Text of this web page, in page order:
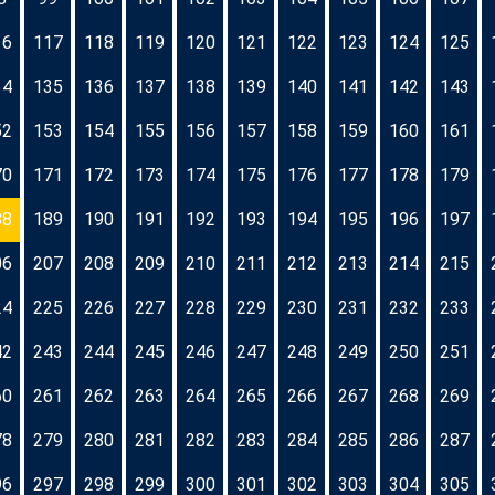
117 118 119 120 121 122 123 124 125
135 136 137 138 139 140 141 142 143
153 154 155 156 157 158 159 160 161
171 172 173 174 175 176 177 178 179
189 190 191 192 193 194 195 196 197
207 208 209 210 211 212 213 214 215
225 226 227 228 229 230 231 232 233
243 244 245 246 247 248 249 250 251
261 262 263 264 265 266 267 268 269
279 280 281 282 283 284 285 286 287
297 298 299 300 301 302 303 304 305